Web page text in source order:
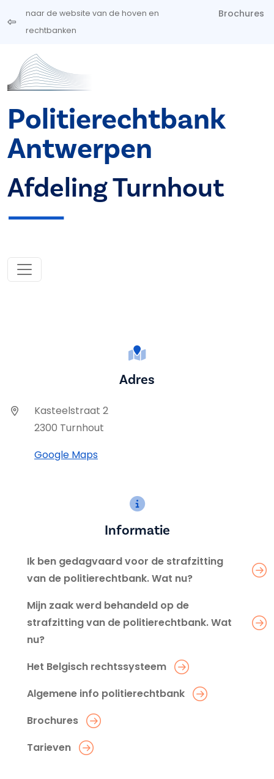
Overslaan en naar de inhoud gaan
naar de website van de hoven en
rechtbanken
Brochures
Politierechtbank
Antwerpen
Afdeling Turnhout
Adres
Kasteelstraat 2
2300 Turnhout
Google Maps
Informatie
Ik ben gedagvaard voor de strafzitting
van de politierechtbank. Wat nu?
Mijn zaak werd behandeld op de
strafzitting van de politierechtbank. Wat
nu?
Het Belgisch rechtssysteem
Algemene info politierechtbank
Brochures
Tarieven